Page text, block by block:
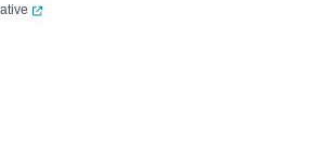
(ouverture dans un nouvel onglet)
dans un nouvel onglet)